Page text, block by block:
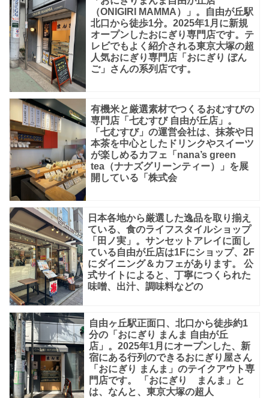
食
で
あ
る
お
米
を
使
っ
た
「お
む
す
び
（ONIGIRI MAMMA）」。自由が丘駅
北口から徒歩1分。2025年1月に新規
オープンしたおにぎり専門店です。テ
レビでもよく紹介される東京大塚の超
人気おにぎり専門店「おにぎり ぼん
ご」さんの系列店です。
有機米と厳選素材でつくるおむすびの
専門店「七むすび 自由が丘店」。
「七むすび」の運営会社は、抹茶や日
本茶を中心としたドリンクやスイーツ
が楽しめるカフェ「nana’s green
tea（ナナズグリーンティー）」を展
開している「株式会
日本各地から厳選した逸品を取り揃え
ている、食のライフスタイルショップ
「田ノ実」。サンセットアレイに面し
ている自由が丘店は1Fにショップ、2F
にダイニング＆カフェがあります。 公
式サイトによると、丁寧につくられた
味噌、出汁、調味料などの
自由ヶ丘駅正面口、北口から徒歩約1
分の「おにぎり まんま 自由が丘
店」。2025年1月にオープンした、新
宿にある行列のできるおにぎり屋さん
「おにぎり まんま」のテイクアウト専
門店です。 「おにぎり まんま」と
は、なんと、東京大塚の超人